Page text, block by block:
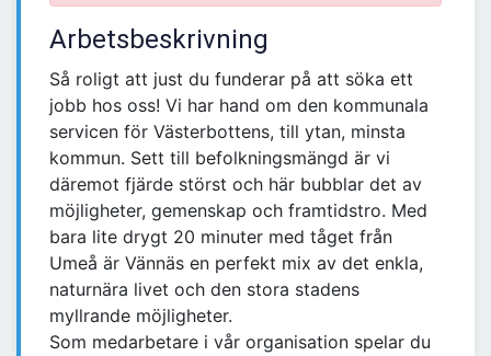
Arbetsbeskrivning
Så roligt att just du funderar på att söka ett
jobb hos oss! Vi har hand om den kommunala
servicen för Västerbottens, till ytan, minsta
kommun. Sett till befolkningsmängd är vi
däremot fjärde störst och här bubblar det av
möjligheter, gemenskap och framtidstro. Med
bara lite drygt 20 minuter med tåget från
Umeå är Vännäs en perfekt mix av det enkla,
naturnära livet och den stora stadens
myllrande möjligheter.
Som medarbetare i vår organisation spelar du